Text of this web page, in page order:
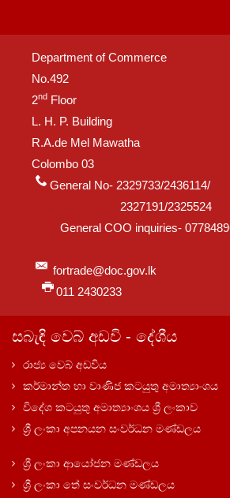
Department of Commerce
No.492
2nd Floor
L. H. P. Building
R.A.de Mel Mawatha
Colombo 03
General No- 2329733/2436114/
2327191/2325524
General COO inquiries-
fortrade@doc.gov.lk
011 2430233
සබැඳි වෙබ් අඩවි - දේශීය
රාජ්‍ය වෙබ් අඩවිය
කර්මාන්ත හා වාණිජ කටයුතු අමාත්‍යාංශය
විදේශ කටයුතු අමාත්‍යාංශය ශ්‍රී ලංකාව
ශ්‍රී ලංකා අපනයන සංවර්ධන මණ්ඩලය
ශ්‍රී ලංකා ආයෝජන මණ්ඩලය
ශ්‍රී ලංකා තේ සංවර්ධන මණ්ඩලය